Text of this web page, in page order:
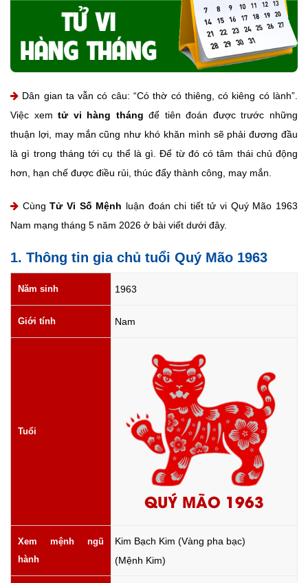
Dân gian ta vẫn có câu: “Có thờ có thiêng, có kiêng có lành”.
Việc xemtử vi hàng tháng để tiên đoán được trước những
thuận lợi, may mắn cũng như khó khăn mình sẽ phải đương đầu
là gì trong tháng tới cụ thể là gì. Để từ đó có tâm thái chủ động
hơn, hạn chế được điều rủi, thúc đẩy thành công, may mắn.
CùngTử Vi Số Mệnh luận đoán chi tiết tử vi Quý Mão 1963
Nam mạng tháng 5 năm 2026 ở bài viết dưới đây.
1. Thông tin gia chủ tuổi Quý Mão 1963
Năm sinh 1963
Giới tính Nam
Tuổi
QUÝ MÃO 1963
Xem mệnh ngũ
hành
Kim Bạch Kim (Vàng pha bạc)
(Mệnh Kim)